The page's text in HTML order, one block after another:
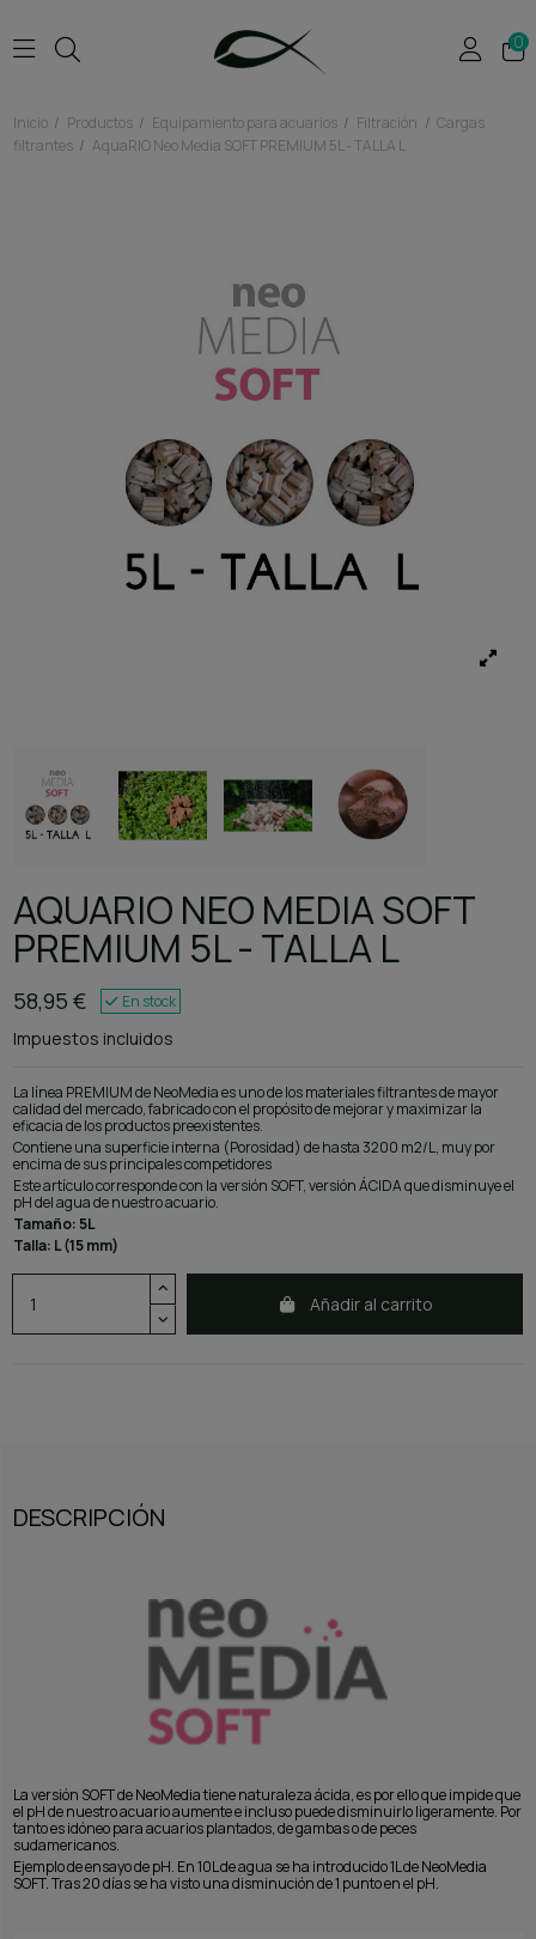
0
Inicio Productos Equipamiento para acuarios Filtración
Cargas
filtrantes
AquaRIO Neo Media SOFT PREMIUM 5L - TALLA L
AQUARIO NEO MEDIA SOFT
PREMIUM 5L - TALLA L
58,95 € En stock
Impuestos incluidos
La línea PREMIUM de NeoMedia es uno de los materiales filtrantes de mayor
calidad del mercado, fabricado con el propósito de mejorar y maximizar la
eficacia de los productos preexistentes.
Contiene una superficie interna (Porosidad) de hasta 3200 m2/L, muy por
encima de sus principales competidores
Este artículo corresponde con la versión SOFT, versión ÁCIDA que disminuye el
pH del agua de nuestro acuario.
Tamaño: 5L
Talla: L (15 mm)
Añadir al carrito
DESCRIPCIÓN
La versión SOFT de NeoMedia tiene naturaleza ácida, es por ello que impide que
el pH de nuestro acuario aumente e incluso puede disminuirlo ligeramente. Por
tanto es idóneo para acuarios plantados, de gambas o de peces
sudamericanos.
Ejemplo de ensayo de pH. En 10L de agua se ha introducido 1L de NeoMedia
SOFT. Tras 20 días se ha visto una disminución de 1 punto en el pH.